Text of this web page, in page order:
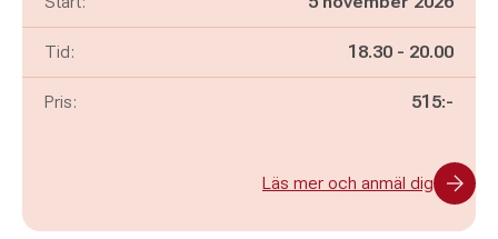
Tid: Pågår mellan
18.30 - och
20.00
Pris: 515:-
Läs mer och anmäl dig